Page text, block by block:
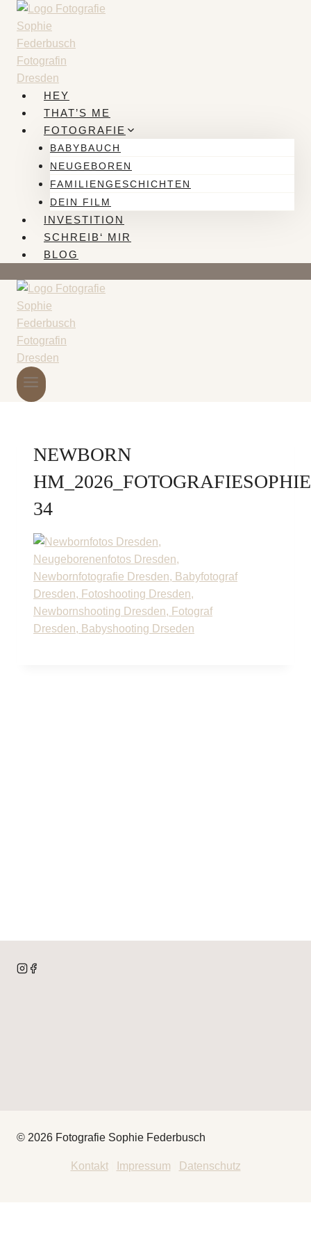
Zum
Inhalt
springen
HEY
THAT’S ME
FOTOGRAFIE
BABYBAUCH
NEUGEBOREN
FAMILIENGESCHICHTEN
DEIN FILM
INVESTITION
SCHREIB‘ MIR
BLOG
NEWBORN
34
© 2026 Fotografie Sophie Federbusch
Kontakt| Impressum Datenschutz